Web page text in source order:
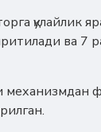
қулайлик
ва 7
механизмдан